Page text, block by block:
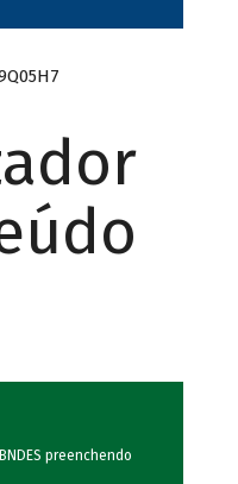
preenchendo